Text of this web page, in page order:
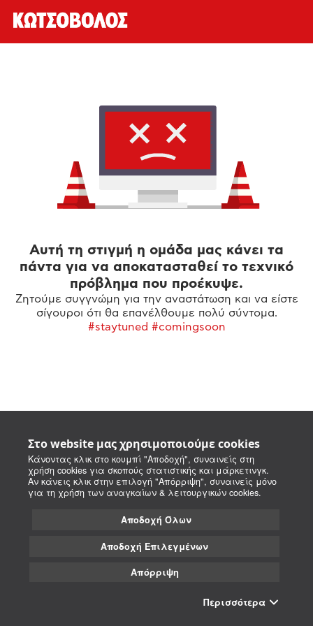
Στο website μας χρησιμοποιούμε cookies
Κάνοντας κλικ στο κουμπί "Αποδοχή", συναινείς στη
χρήση cookies για σκοπούς στατιστικής και μάρκετινγκ.
Αν κάνεις κλικ στην επιλογή "Απόρριψη", συναινείς μόνο
για τη χρήση των αναγκαίων & λειτουργικών cookies.
Αποδοχή Όλων
Αποδοχή Επιλεγμένων
Απόρριψη
Περισσότερα
Αυτή τη στιγμή η ομάδα μας κάνει τα
πάντα για να αποκατασταθεί το τεχνικό
πρόβλημα που προέκυψε.
Ζητούμε συγγνώμη για την αναστάτωση και να είστε
σίγουροι ότι θα επανέλθουμε πολύ σύντομα.
#staytuned #comingsoon